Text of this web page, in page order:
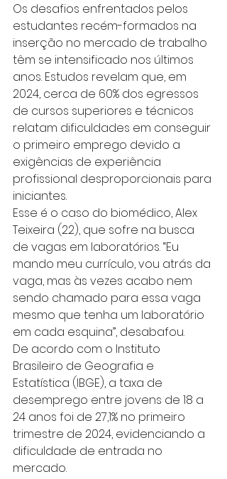
Os desafios enfrentados pelos
estudantes recém-formados na
inserção no mercado de trabalho
têm se intensificado nos últimos
anos. Estudos revelam que, em
2024, cerca de 60% dos egressos
de cursos superiores e técnicos
relatam dificuldades em conseguir
o primeiro emprego devido a
exigências de experiência
profissional desproporcionais para
iniciantes.
Esse é o caso do biomédico, Alex
Teixeira (22), que sofre na busca
de vagas em laboratórios. “Eu
mando meu currículo, vou atrás da
vaga, mas às vezes acabo nem
sendo chamado para essa vaga
mesmo que tenha um laboratório
em cada esquina”, desabafou.
De acordo com o Instituto
Brasileiro de Geografia e
Estatística (IBGE), a taxa de
desemprego entre jovens de 18 a
24 anos foi de 27,1% no primeiro
trimestre de 2024, evidenciando a
dificuldade de entrada no
mercado.